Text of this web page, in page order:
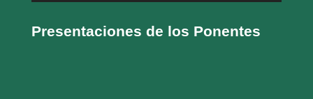
Presentaciones de los Ponentes